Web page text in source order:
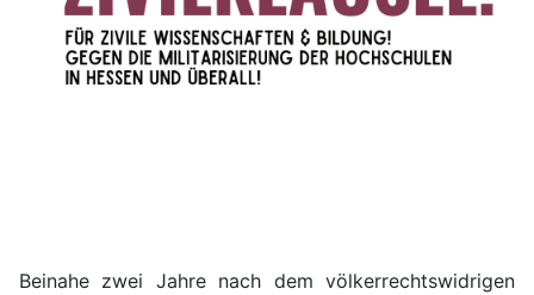
Beinahe zwei Jahre nach dem völkerrechtswidrigen